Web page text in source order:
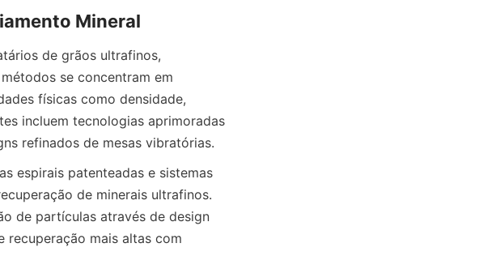
de grãos ultrafinos,
se concentram em
físicas como densidade,
incluem tecnologias aprimoradas
espirais patenteadas e sistemas
de minerais ultrafinos.
de partículas através de design
recuperação mais altas com